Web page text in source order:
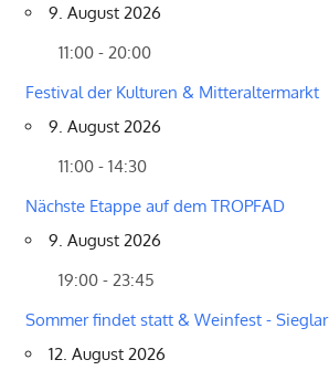
9. August 2026
11:00 - 20:00
Festival der Kulturen & Mitteraltermarkt
9. August 2026
11:00 - 14:30
Nächste Etappe auf dem TROPFAD
9. August 2026
19:00 - 23:45
Sommer findet statt & Weinfest - Sieglar
12. August 2026